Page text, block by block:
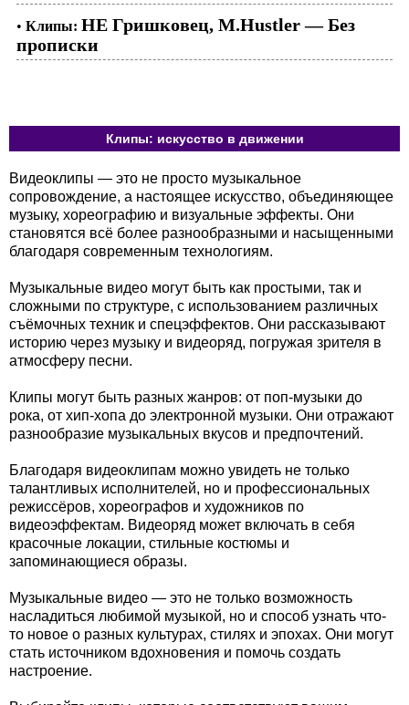
• Клипы: НЕ Гришковец, M.Hustler — Без
прописки
Клипы: искусство в движении
Видеоклипы — это не просто музыкальное
сопровождение, а настоящее искусство, объединяющее
музыку, хореографию и визуальные эффекты. Они
становятся всё более разнообразными и насыщенными
благодаря современным технологиям.
Музыкальные видео могут быть как простыми, так и
сложными по структуре, с использованием различных
съёмочных техник и спецэффектов. Они рассказывают
историю через музыку и видеоряд, погружая зрителя в
атмосферу песни.
Клипы могут быть разных жанров: от поп-музыки до
рока, от хип-хопа до электронной музыки. Они отражают
разнообразие музыкальных вкусов и предпочтений.
Благодаря видеоклипам можно увидеть не только
талантливых исполнителей, но и профессиональных
режиссёров, хореографов и художников по
видеоэффектам. Видеоряд может включать в себя
красочные локации, стильные костюмы и
запоминающиеся образы.
Музыкальные видео — это не только возможность
насладиться любимой музыкой, но и способ узнать что-
то новое о разных культурах, стилях и эпохах. Они могут
стать источником вдохновения и помочь создать
настроение.